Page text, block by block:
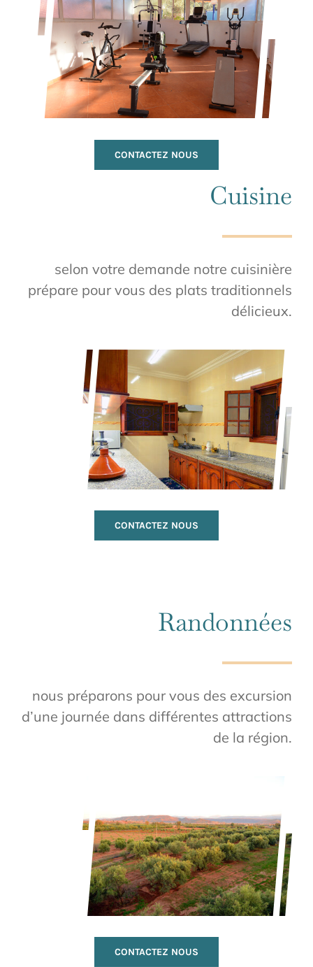
CONTACTEZ NOUS
Cuisine
selon votre demande notre cuisinière
prépare pour vous des plats traditionnels
délicieux.
CONTACTEZ NOUS
Randonnées
nous préparons pour vous des excursion
d’une journée dans différentes attractions
de la région.
CONTACTEZ NOUS